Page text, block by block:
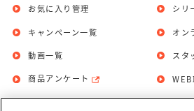
お気に入り管理 シリ
キャンペーン一覧
動画一覧
商品アンケート
オン
スタ
WEB